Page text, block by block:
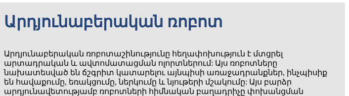
Արդյունաբերական ռոբոտ
Արդյունաբերական ռոբոտաշինությունը հեղափոխություն է մտցրել
արտադրական և ավտոմատացման ոլորտներում: Այս ռոբոտները
նախատեսված են ճշգրիտ կատարելու այնպիսի առաջադրանքներ, ինչպիսիք
են հավաքումը, եռակցումը, ներկումը և նյութերի մշակումը: Այս բարձր
արդյունավետությամբ ռոբոտների հիմնական բաղադրիչը փոխանցման